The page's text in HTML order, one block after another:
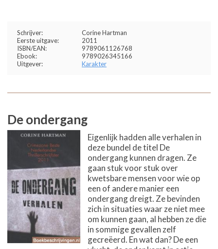
Schrijver:
Corine Hartman
Eerste uitgave:
2011
ISBN/EAN:
9789061126768
Ebook:
9789026345166
Uitgever:
Karakter
De ondergang
Eigenlijk hadden alle verhalen in
deze bundel de titel De
ondergang kunnen dragen. Ze
gaan stuk voor stuk over
kwetsbare mensen voor wie op
een of andere manier een
ondergang dreigt. Ze bevinden
zich in situaties waar ze niet mee
om kunnen gaan, al hebben ze die
in sommige gevallen zelf
gecreëerd. En wat dan? De een